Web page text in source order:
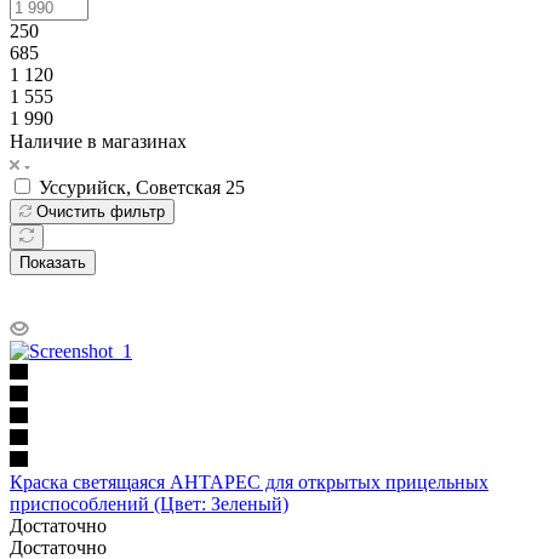
250
685
1 120
1 555
1 990
Наличие в магазинах
Уссурийск, Советская 25
Очистить фильтр
Показать
Краска светящаяся АНТАРЕС для открытых прицельных
приспособлений (Цвет: Зеленый)
Достаточно
Достаточно